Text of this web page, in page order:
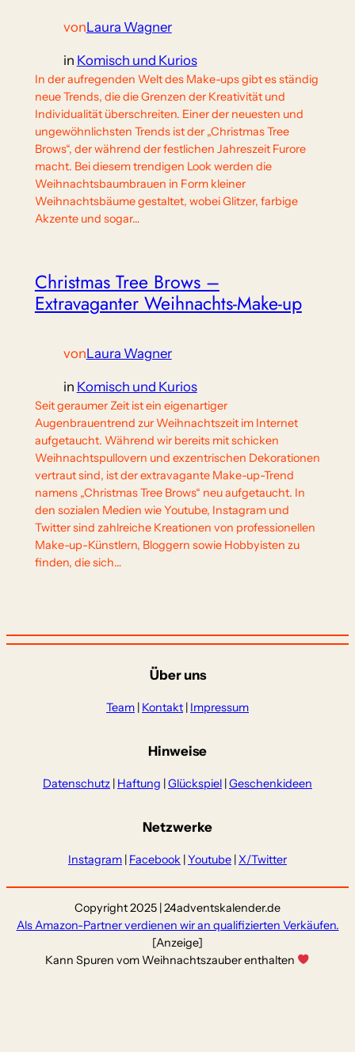
vonLaura Wagner
in Komisch und Kurios
In der aufregenden Welt des Make-ups gibt es ständig
neue Trends, die die Grenzen der Kreativität und
Individualität überschreiten. Einer der neuesten und
ungewöhnlichsten Trends ist der „Christmas Tree
Brows“, der während der festlichen Jahreszeit Furore
macht. Bei diesem trendigen Look werden die
Weihnachtsbaumbrauen in Form kleiner
Weihnachtsbäume gestaltet, wobei Glitzer, farbige
Akzente und sogar…
Christmas Tree Brows –
Extravaganter Weihnachts-Make-up
vonLaura Wagner
in Komisch und Kurios
Seit geraumer Zeit ist ein eigenartiger
Augenbrauentrend zur Weihnachtszeit im Internet
aufgetaucht. Während wir bereits mit schicken
Weihnachtspullovern und exzentrischen Dekorationen
vertraut sind, ist der extravagante Make-up-Trend
namens „Christmas Tree Brows“ neu aufgetaucht. In
den sozialen Medien wie Youtube, Instagram und
Twitter sind zahlreiche Kreationen von professionellen
Make-up-Künstlern, Bloggern sowie Hobbyisten zu
finden, die sich…
Über uns
Team | Kontakt | Impressum
Hinweise
Datenschutz | Haftung |Glückspiel |Geschenkideen
Netzwerke
Instagram | Facebook |Youtube |X/Twitter
Copyright 2025 | 24adventskalender.de
Als Amazon-Partner verdienen wir an qualifizierten Verkäufen.
[Anzeige]
Kann Spuren vom Weihnachtszauber enthalten